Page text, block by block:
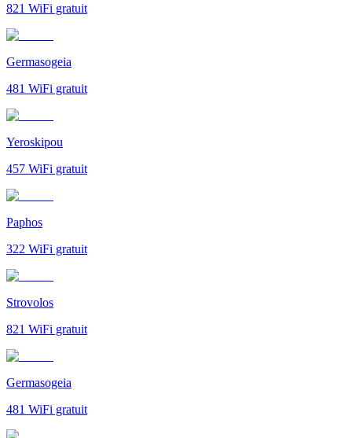
821 WiFi gratuit
Germasogeia
481 WiFi gratuit
Yeroskipou
457 WiFi gratuit
Paphos
322 WiFi gratuit
Strovolos
821 WiFi gratuit
Germasogeia
481 WiFi gratuit